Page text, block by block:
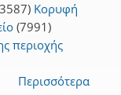
Κορυφή
(7991)
περιοχής
Περισσότερα